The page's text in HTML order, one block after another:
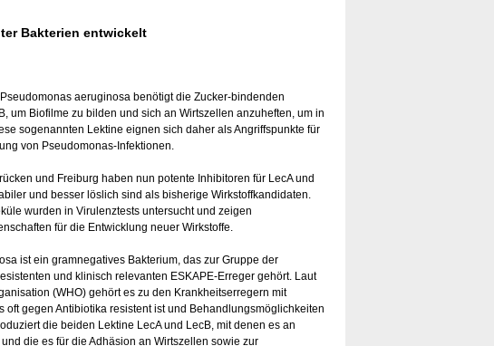
Bakterien entwickelt
aeruginosa benötigt die Zucker-bindenden
um Biofilme zu bilden und sich an Wirtszellen anzuheften, um in
sogenannten Lektine eignen sich daher als Angriffspunkte für
von Pseudomonas-Infektionen.
und Freiburg haben nun potente Inhibitoren für LecA und
und besser löslich sind als bisherige Wirkstoffkandidaten.
wurden in Virulenztests untersucht und zeigen
für die Entwicklung neuer Wirkstoffe.
ist ein gramnegatives Bakterium, das zur Gruppe der
und klinisch relevanten ESKAPE-Erreger gehört. Laut
(WHO) gehört es zu den Krankheitserregern mit
oft gegen Antibiotika resistent ist und Behandlungsmöglichkeiten
die beiden Lektine LecA und LecB, mit denen es an
die es für die Adhäsion an Wirtszellen sowie zur